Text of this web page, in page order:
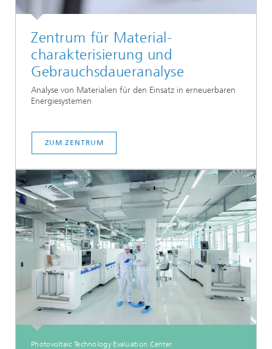
Zentrum für Material­
charakterisierung und
Gebrauchs­dauer­analyse
Analyse von Materialien für den Einsatz in erneuerbaren
Energiesystemen
ZUM ZENTRUM
Photovoltaic Technology Evaluation Center